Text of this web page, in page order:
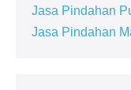
Jasa Pindahan
Jasa Pindahan